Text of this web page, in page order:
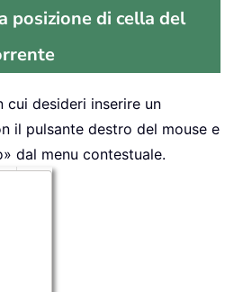
posizione di cella del
cui desideri inserire un
il pulsante destro del mouse e
dal menu contestuale.